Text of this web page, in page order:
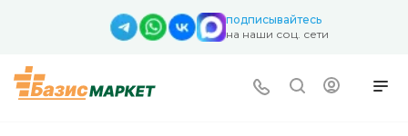
подписывайтесь
на наши соц. сети